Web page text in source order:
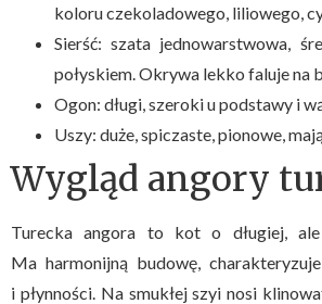
koloru czekoladowego, liliowego,
Sierść: szata jednowarstwowa,
połyskiem. Okrywa lekko faluje na
Ogon: długi, szeroki u podstawy i
Uszy: duże, spiczaste, pionowe,
Wygląd angory
Turecka angora to kot o długiej,
Ma harmonijną budowę,
i płynności. Na smukłej szyi nosi